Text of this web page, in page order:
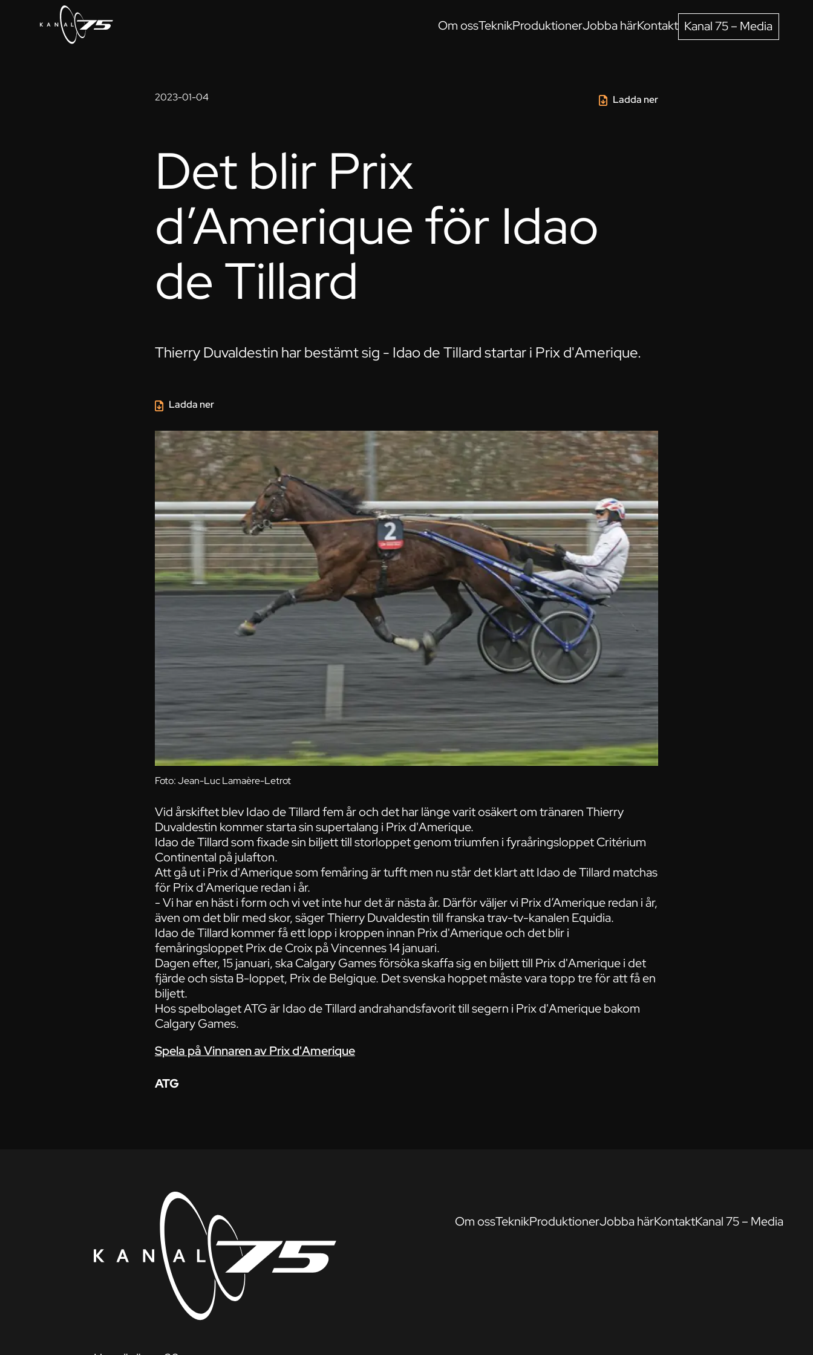
Om ossTeknikProduktionerJobba härKontakt Kanal 75 – Media
2023-01-04
Foto: Jean-Luc Lamaère-Letrot
Ladda ner
Det blir Prix
d’Amerique för Idao
de Tillard
Thierry Duvaldestin har bestämt sig - Idao de Tillard startar i Prix d'Amerique.
Vid årskiftet blev Idao de Tillard fem år och det har länge varit osäkert om tränaren Thierry
Duvaldestin kommer starta sin supertalang i Prix d'Amerique.
Idao de Tillard som fixade sin biljett till storloppet genom triumfen i fyraåringsloppet Critérium
Continental på julafton.
Att gå ut i Prix d'Amerique som femåring är tufft men nu står det klart att Idao de Tillard matchas
för Prix d'Amerique redan i år.
- Vi har en häst i form och vi vet inte hur det är nästa år. Därför väljer vi Prix d’Amerique redan i år,
även om det blir med skor, säger Thierry Duvaldestin till franska trav-tv-kanalen Equidia.
Idao de Tillard kommer få ett lopp i kroppen innan Prix d'Amerique och det blir i
femåringsloppet Prix de Croix på Vincennes 14 januari.
Dagen efter, 15 januari, ska Calgary Games försöka skaffa sig en biljett till Prix d'Amerique i det
fjärde och sista B-loppet, Prix de Belgique. Det svenska hoppet måste vara topp tre för att få en
biljett.
Hos spelbolaget ATG är Idao de Tillard andrahandsfavorit till segern i Prix d'Amerique bakom
Calgary Games.
Spela på Vinnaren av Prix d'Amerique
Ladda ner
ATG
Om ossTeknikProduktionerJobba härKontaktKanal 75 – Media